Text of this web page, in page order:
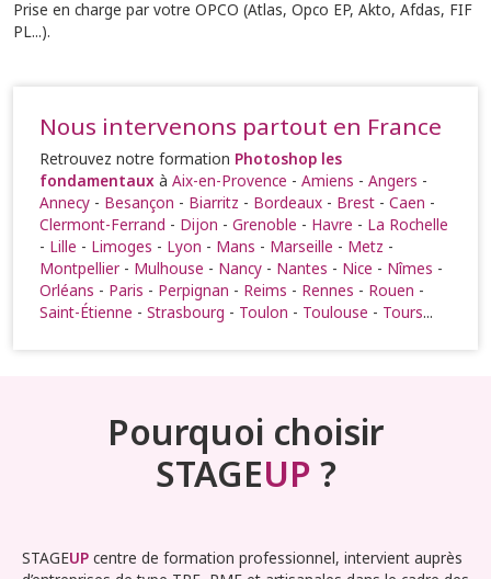
Prise en charge par votre OPCO (Atlas, Opco EP, Akto, Afdas, FIF
PL...).
Nous intervenons partout en France
Retrouvez notre formation Photoshop les
fondamentaux à Aix-en-Provence - Amiens - Angers -
Annecy - Besançon - Biarritz - Bordeaux - Brest - Caen -
Clermont-Ferrand - Dijon - Grenoble - Havre - La Rochelle
- Lille - Limoges - Lyon - Mans - Marseille - Metz -
Montpellier - Mulhouse - Nancy - Nantes - Nice - Nîmes -
Orléans - Paris - Perpignan - Reims - Rennes - Rouen -
Saint-Étienne - Strasbourg - Toulon - Toulouse - Tours...
Pourquoi choisir
STAGEUP ?
STAGEUP centre de formation professionnel, intervient auprès